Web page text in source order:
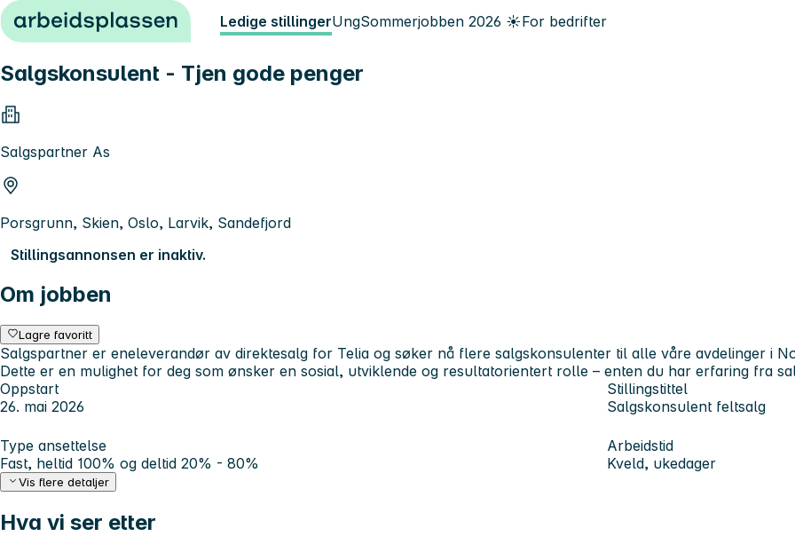
Hopp til innhold Ledige stillingerUngSommerjobben 2026 ☀️For bedrifter
Salgskonsulent - Tjen gode penger
Salgspartner As
Porsgrunn, Skien, Oslo, Larvik, Sandefjord
Stillingsannonsen er inaktiv.
Om jobben
Lagre favoritt
Salgspartner er eneleverandør av direktesalg for Telia og søker nå flere salgskonsulenter til alle våre avdelinger i
Dette er en mulighet for deg som ønsker en sosial, utviklende og resultatorientert rolle – enten du har erfaring fra
Oppstart
26. mai 2026
Stillingstittel
Salgskonsulent feltsalg
Type ansettelse
Fast, heltid 100% og deltid 20% - 80%
Arbeidstid
Kveld, ukedager
Vis flere detaljer
Hva vi ser etter